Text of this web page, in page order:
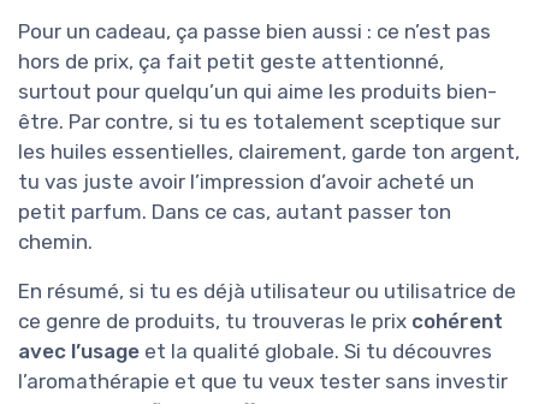
Pour un cadeau, ça passe bien aussi : ce n’est pas
hors de prix, ça fait petit geste attentionné,
surtout pour quelqu’un qui aime les produits bien-
être. Par contre, si tu es totalement sceptique sur
les huiles essentielles, clairement, garde ton argent,
tu vas juste avoir l’impression d’avoir acheté un
petit parfum. Dans ce cas, autant passer ton
chemin.
En résumé, si tu es déjà utilisateur ou utilisatrice de
ce genre de produits, tu trouveras le prix cohérent
avec l’usage et la qualité globale. Si tu découvres
l’aromathérapie et que tu veux tester sans investir